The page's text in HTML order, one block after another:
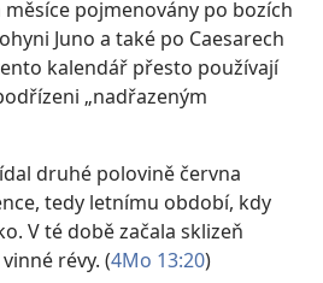
pojmenovány po bozích
Juno a také po Caesarech
kalendář přesto používají
„nadřazeným
druhé polovině června
tedy letnímu období, kdy
V té době začala sklizeň
révy. (4Mo 13:20)